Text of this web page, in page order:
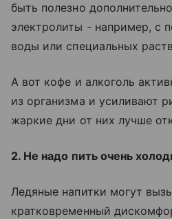
быть полезно
электролиты - например, с
воды или специальных
А вот кофе и алкоголь
из организма и усиливают
жаркие дни от них лучше
2. Не надо пить очень
Ледяные напитки могут
кратковременный